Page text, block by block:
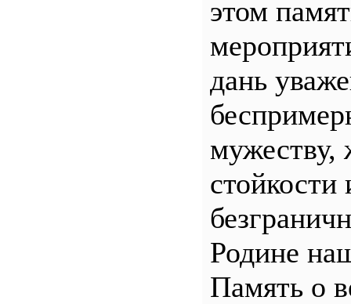
этом
дань
мужеству,
стойкости
Родине
Память о